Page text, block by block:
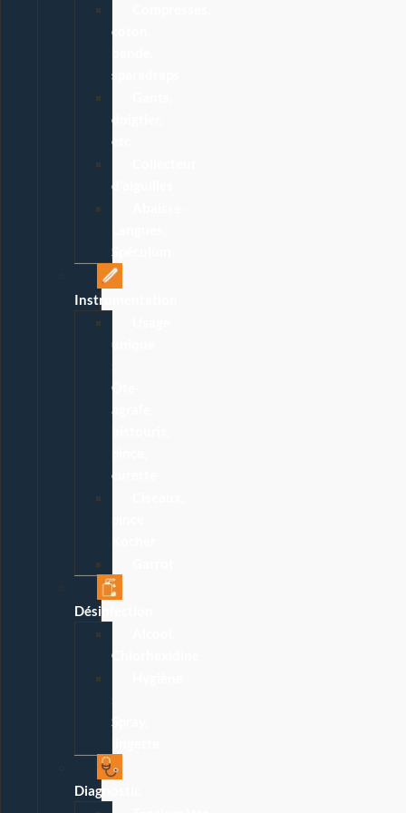
coton,
sparadraps
doigtier,
etc
d’aiguilles
Spéculum
Instrumentation
unique
Ôte-
agrafe,
curette
Désinfection
Chlorhexidine
Spray,
Diagnostic